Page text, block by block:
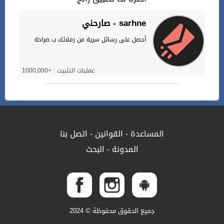
صارحني - sarhne
أحصل على رسائل سرية من زملائك ب صراحة
عمليات التثبيت : +1000,000
المساعدة- القوانين- اتصل بنا
المدونة- البحث
جميع الحقوق محفوظة © 2024